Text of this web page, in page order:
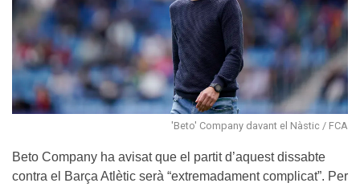
'Beto' Company davant el Nàstic / FCA
Beto Company ha avisat que el partit d’aquest dissabte
contra el Barça Atlètic serà “extremadament complicat”. Per